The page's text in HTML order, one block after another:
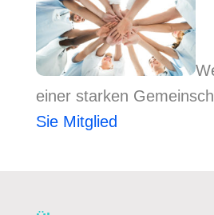
einer starken
Sie Mitglied